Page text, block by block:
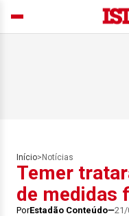
Início> Notícias
Temer
de medidas
PorEstadão Conteúdo 21/